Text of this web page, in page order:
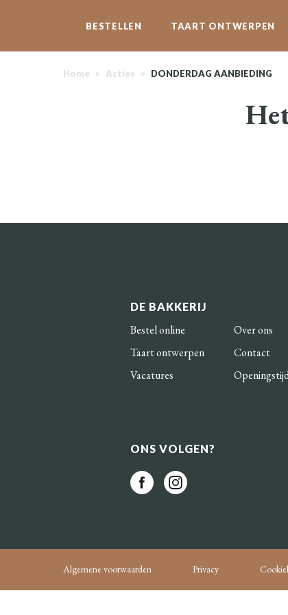
BESTELLEN TAART ONTWERPEN
Home > Acties > DONDERDAG AANBIEDING
DE BAKKERIJ
Bestel online Over ons
Taart ontwerpen
Contact
Vacatures
ONS VOLGEN?
Algemene voorwaarden Privacy